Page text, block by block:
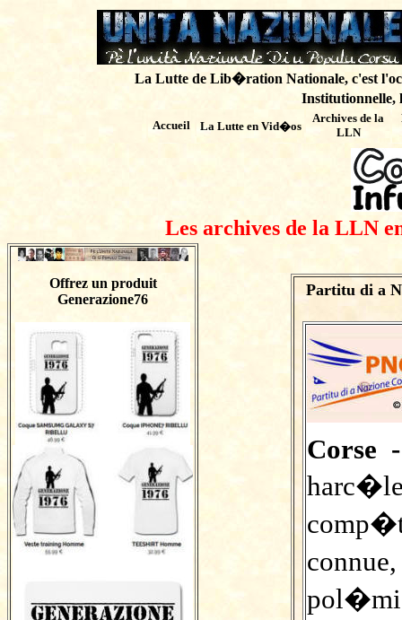
La Lutte de Lib�ration Nationale, c'est
Institutionnelle,
Accueil La Lutte en Vid�os
Archives de la
LLN
Les archives de la LLN
Offrez un produit
Generazione76
Partitu di a
Corse